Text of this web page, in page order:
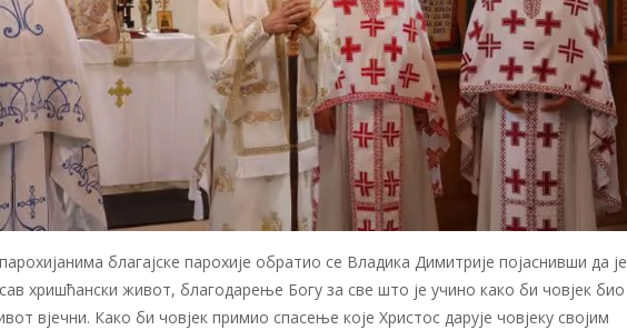
благајске парохије обратио се Владика Димитрије појаснивши да је
хришћански живот, благодарење Богу за све што је учино како би човјек био
вјечни. Како би човјек примио спасење које Христос дарује човјеку својим